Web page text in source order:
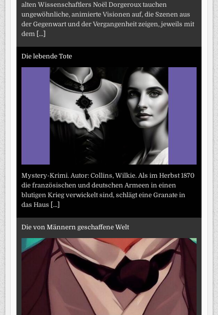
alten Wissenschaftlers Noël Dorgeroux tauchen
ungewöhnliche, animierte Visionen auf, die Szenen aus
der Gegenwart und der Vergangenheit zeigen, jeweils mit
dem
[...]
Die lebende Tote
Mystery-Krimi. Autor: Collins, Wilkie. Als im Herbst 1870
die französischen und deutschen Armeen in einen
blutigen Krieg verwickelt sind, schlägt eine Granate in
das Haus
[...]
Die von Männern geschaffene Welt